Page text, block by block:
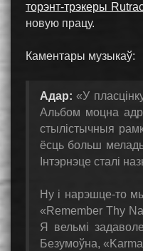
торэнт-трэкеры
новую працу.
Каментары музыкаў:
Адар: «У
Альбом моцна
стылістычныя
ёсць больш
Інтэрнэце сталі
Ну і нарэшце-то
«Remember Thy
Я вельмі
Безумоўна,